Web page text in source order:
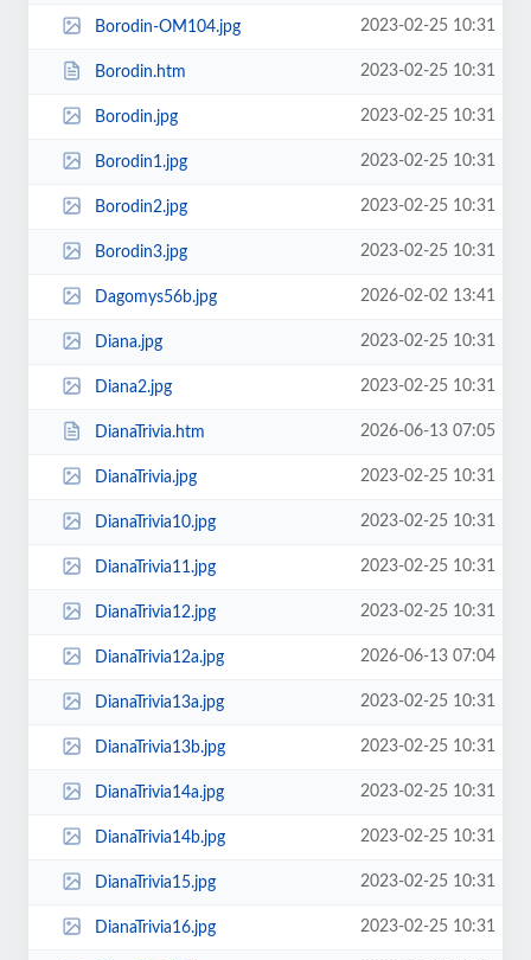
Borodin-OM104.jpg 2023-02-25 10:31
Borodin.htm 2023-02-25 10:31
Borodin.jpg 2023-02-25 10:31
Borodin1.jpg 2023-02-25 10:31
Borodin2.jpg 2023-02-25 10:31
Borodin3.jpg 2023-02-25 10:31
Dagomys56b.jpg 2026-02-02 13:41
Diana.jpg 2023-02-25 10:31
Diana2.jpg 2023-02-25 10:31
DianaTrivia.htm 2026-06-13 07:05
DianaTrivia.jpg 2023-02-25 10:31
DianaTrivia10.jpg 2023-02-25 10:31
DianaTrivia11.jpg 2023-02-25 10:31
DianaTrivia12.jpg 2023-02-25 10:31
DianaTrivia12a.jpg 2026-06-13 07:04
DianaTrivia13a.jpg 2023-02-25 10:31
DianaTrivia13b.jpg 2023-02-25 10:31
DianaTrivia14a.jpg 2023-02-25 10:31
DianaTrivia14b.jpg 2023-02-25 10:31
DianaTrivia15.jpg 2023-02-25 10:31
DianaTrivia16.jpg 2023-02-25 10:31